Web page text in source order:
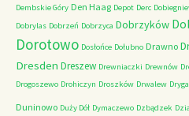
Dembskie Góry Den Haag Depot Derc
Dobrylas Dobrzeń Dobrzyca Dobrzyków
Dorotowo Dosłońce Dołubno Drawno
Dresden Dreszew Drewniaczki Drewnów
Drogoszewo Drohiczyn Droszków Drwalew
Duninowo Duży Dół Dymaczewo Dzbądzek